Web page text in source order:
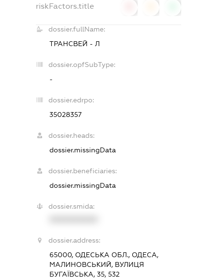
riskFactors.title
dossier.fullName:
ТРАНСВЕЙ - Л
dossier.opfSubType:
-
dossier.edrpo:
35028357
dossier.heads:
dossier.missingData
dossier.beneficiaries:
dossier.missingData
dossier.smida:
dossier.address:
65000, ОДЕСЬКА ОБЛ., ОДЕСА,
МАЛИНОВСЬКИЙ, ВУЛИЦЯ
БУГАЇВСЬКА, 35, 532